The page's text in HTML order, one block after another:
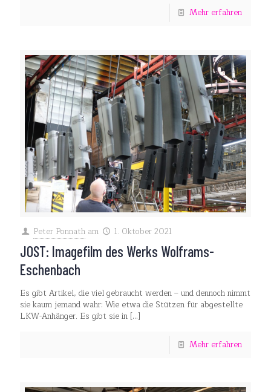
Mehr erfahren
Peter Ponnath am 1. Oktober 2021
JOST: Imagefilm des Werks Wolframs-
Eschenbach
Es gibt Artikel, die viel gebraucht werden – und dennoch nimmt
sie kaum jemand wahr: Wie etwa die Stützen für abgestellte
LKW-Anhänger. Es gibt sie in […]
Mehr erfahren